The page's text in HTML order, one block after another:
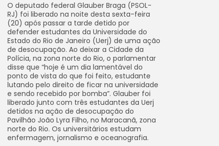
O deputado federal Glauber Braga (PSOL-
RJ) foi liberado na noite desta sexta-feira
(20) após passar a tarde detido por
defender estudantes da Universidade do
Estado do Rio de Janeiro (Uerj) de uma ação
de desocupação. Ao deixar a Cidade da
Polícia, na zona norte do Rio, o parlamentar
disse que “hoje é um dia lamentável do
ponto de vista do que foi feito, estudante
lutando pelo direito de ficar na universidade
e sendo recebido por bomba”. Glauber foi
liberado junto com três estudantes da Uerj
detidos na ação de desocupação do
Pavilhão João Lyra Filho, no Maracanã, zona
norte do Rio. Os universitários estudam
enfermagem, jornalismo e oceanografia.